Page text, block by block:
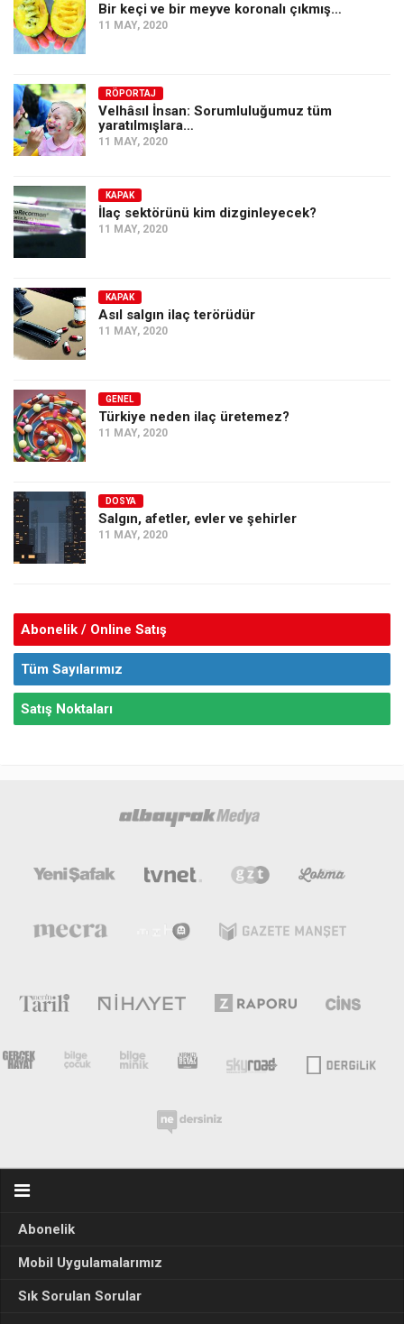
Bir keçi ve bir meyve koronalı çıkmış…
11 MAY, 2020
RÖPORTAJ
Velhâsıl İnsan: Sorumluluğumuz tüm
yaratılmışlara…
11 MAY, 2020
KAPAK
İlaç sektörünü kim dizginleyecek?
11 MAY, 2020
KAPAK
Asıl salgın ilaç terörüdür
11 MAY, 2020
GENEL
Türkiye neden ilaç üretemez?
11 MAY, 2020
DOSYA
Salgın, afetler, evler ve şehirler
11 MAY, 2020
Abonelik / Online Satış
Tüm Sayılarımız
Satış Noktaları
Abonelik
Mobil Uygulamalarımız
Sık Sorulan Sorular